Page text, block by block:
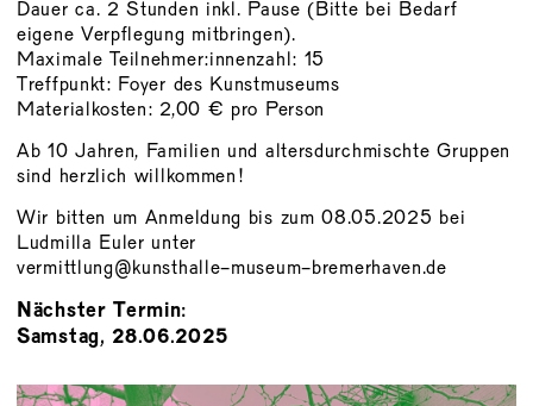
Dauer ca. 2 Stunden inkl. Pause (Bitte bei Bedarf
eigene Verpflegung mitbringen).
Maximale Teilnehmer:innenzahl: 15
Treffpunkt: Foyer des Kunstmuseums
Materialkosten: 2,00 € pro Person
Ab 10 Jahren, Familien und altersdurchmischte Gruppen
sind herzlich willkommen!
Wir bitten um Anmeldung bis zum 08.05.2025 bei
Ludmilla Euler unter
vermittlung@kunsthalle-museum-bremerhaven.de
Nächster Termin:
Samstag, 28.06.2025